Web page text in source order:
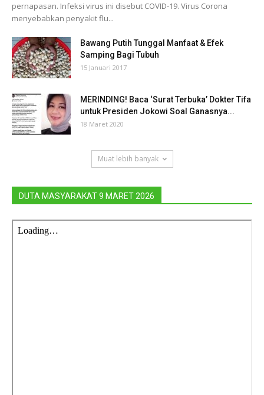
pernapasan. Infeksi virus ini disebut COVID-19. Virus Corona
menyebabkan penyakit flu...
Bawang Putih Tunggal Manfaat & Efek
Samping Bagi Tubuh
15 Januari 2017
MERINDING! Baca ‘Surat Terbuka’ Dokter Tifa
untuk Presiden Jokowi Soal Ganasnya...
18 Maret 2020
Muat lebih banyak
DUTA MASYARAKAT 9 MARET 2026